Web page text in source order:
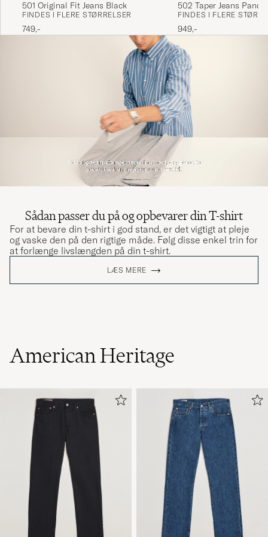
501 Original Fit Jeans Black
FINDES I FLERE STØRRELSER
749,-
502 Taper Jeans Panda
FINDES I FLERE
949,-
Sådan passer du på og opbevarer din T-shirt
For at bevare din t-shirt i god stand, er det vigtigt at pleje
og vaske den på den rigtige måde. Følg disse enkel trin for
at forlænge livslængden på din t-shirt.
LÆS MERE
American Heritage